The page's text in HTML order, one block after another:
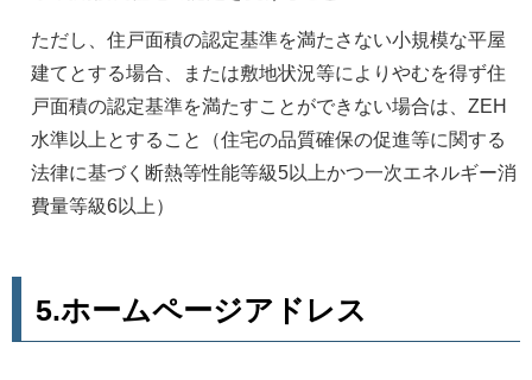
ただし、住戸面積の認定基準を満たさない小規模な平屋
建てとする場合、または敷地状況等によりやむを得ず住
戸面積の認定基準を満たすことができない場合は、ZEH
水準以上とすること（住宅の品質確保の促進等に関する
法律に基づく断熱等性能等級5以上かつ一次エネルギー消
費量等級6以上）
5.ホームページアドレス